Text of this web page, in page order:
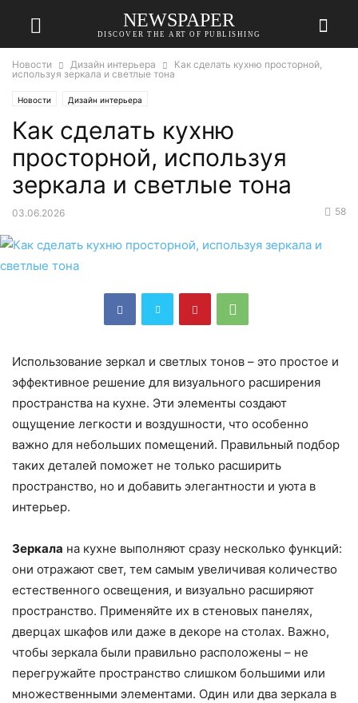
NEWSPAPER
DISCOVER THE ART OF PUBLISHING
Новости Дизайн интерьера
Как сделать кухню просторной,
используя зеркала и светлые тона
Новости Дизайн интерьера
Как сделать кухню
просторной, используя
зеркала и светлые тона
03.06.2026 58
Использование зеркал и светлых тонов – это простое и
эффективное решение для визуального расширения
пространства на кухне. Эти элементы создают
ощущение легкости и воздушности, что особенно
важно для небольших помещений. Правильный подбор
таких деталей поможет не только расширить
пространство, но и добавить элегантности и уюта в
интерьер.
Зеркала на кухне выполняют сразу несколько функций:
они отражают свет, тем самым увеличивая количество
естественного освещения, и визуально расширяют
пространство. Применяйте их в стеновых панелях,
дверцах шкафов или даже в декоре на столах. Важно,
чтобы зеркала были правильно расположены – не
перегружайте пространство слишком большими или
множественными элементами. Один или два зеркала в